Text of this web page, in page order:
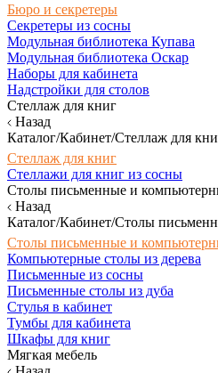
Бюро и секретеры
Секретеры из сосны
Модульная библиотека Купава
Модульная библиотека Оскар
Наборы для кабинета
Надстройки для столов
Стеллаж для книг
Назад
Каталог/Кабинет/Стеллаж для
Стеллаж для книг
Стеллажи для книг из сосны
Столы письменные и
Назад
Каталог/Кабинет/Столы
Столы письменные и
Компьютерные столы из дерева
Письменные из сосны
Письменные столы из дуба
Стулья в кабинет
Тумбы для кабинета
Шкафы для книг
Мягкая мебель